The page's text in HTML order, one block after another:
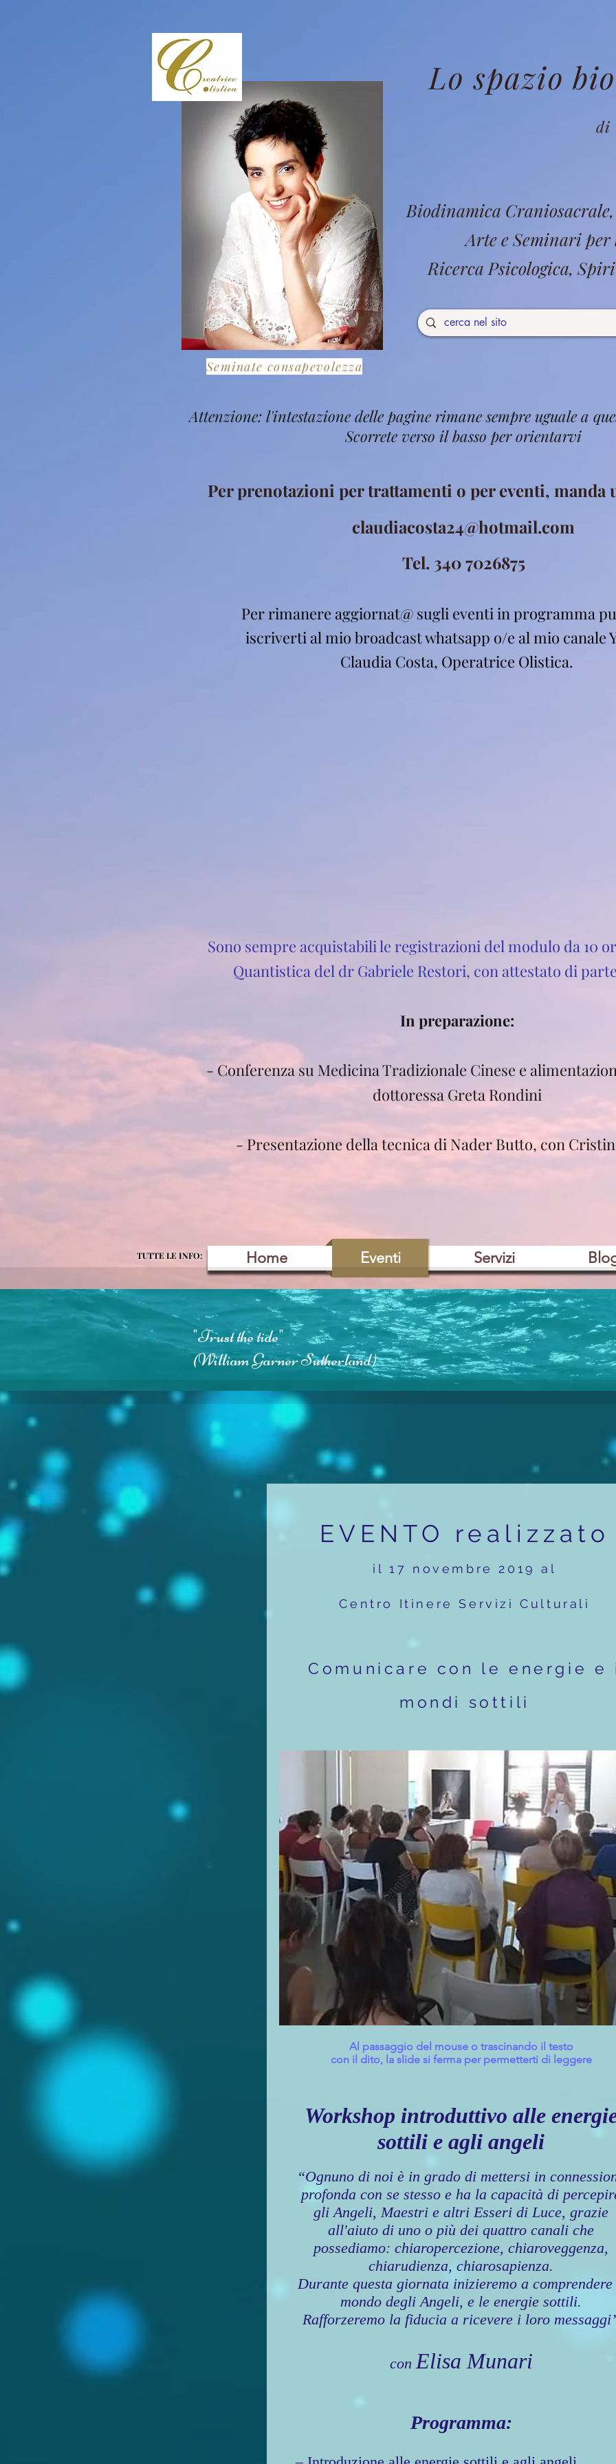
Lo spazio
Biodinamica
Arte e Seminari per
Ricerca Psicologica,
Seminate consapevolezza
Per rimanere aggiornat@ sugli eventi in programma
iscriverti al mio broadcast whatsapp o/e al mio canale
Claudia Costa, Operatrice Olistica.
Per prenotazioni per trattamenti o per eventi, manda
claudiacosta24@hotmail.com
Tel. 340 7026875
Attenzione: l'intestazione delle pagine rimane sempre uguale a
Scorrete verso il basso per orientarvi
Sono sempre acquistabili le registrazioni del modulo da 10
Quantistica del dr Gabriele Restori, con attestato di
In preparazione:​
- Conferenza su Medicina Tradizionale Cinese e
dottoressa Greta Rondini
- Presentazione della tecnica di Nader Butto, con
TUTTE LE INFO: Home Eventi Servizi
"Trust the tide"
(William Garner Sutherland)
di
EVENTO realizzato
il 17 novembre 2019 al
Ce ntro Itinere Servizi Culturali
Comunicare con le energie e
mondi sottili
Al passaggio del mouse o trascinando il testo
con il dito, la slide si ferma per permetterti di leggere
Workshop introduttivo alle
sottili e agli angeli
“Ognuno di noi è in grado di mettersi in
profonda con se stesso e ha la capacità di
gli Angeli, Maestri e altri Esseri di Luce, grazie
all'aiuto di uno o più dei quattro canali che
possediamo: chiaropercezione, chiaroveggenza,
chiarudienza, chiarosapienza.
Durante questa giornata inizieremo a
mondo degli Angeli, e le energie sottili.
Rafforzeremo la fiducia a ricevere i loro
conElisa Munari
Programma: